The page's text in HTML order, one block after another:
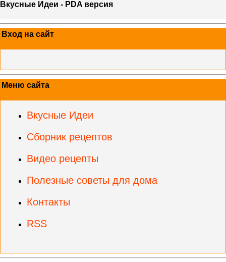
Вкусные Идеи - PDA версия
Вход на сайт
Меню сайта
Вкусные Идеи
Сборник рецептов
Видео рецепты
Полезные советы для дома
Контакты
RSS